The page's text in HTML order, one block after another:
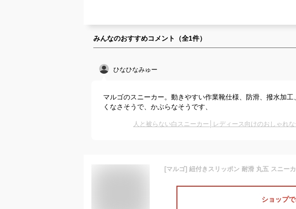
みんなのおすすめコメント（全1件）
ひなひなみゅー
マルゴのスニーカー。動きやすい作業靴仕様、防滑、撥水加
くなさそうで、かぶらなそうです、
人と被らない白スニーカー│レディース向けのおしゃれ
ショップ